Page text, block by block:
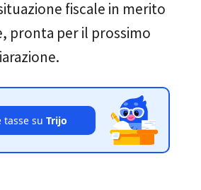
fiscale in merito
pronta per il prossimo
tasse suTrijo